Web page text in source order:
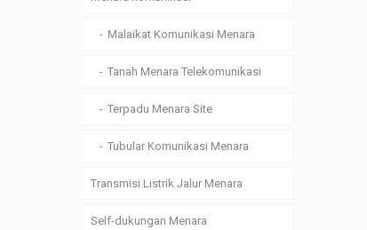
Malaikat Komunikasi Menara
Tanah Menara Telekomunikasi
Terpadu Menara Site
Tubular Komunikasi Menara
Transmisi Listrik Jalur Menara
Self-dukungan Menara